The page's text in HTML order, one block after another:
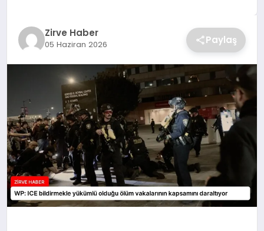
SAĞLIK
TEKNOLOJI
Zirve Haber
05 Haziran 2026 Paylaş